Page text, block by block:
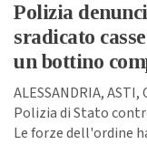
Polizia
sradicato
un bottino
ALESSANDRIA,
Polizia di Stato
Le forze dell'ordine